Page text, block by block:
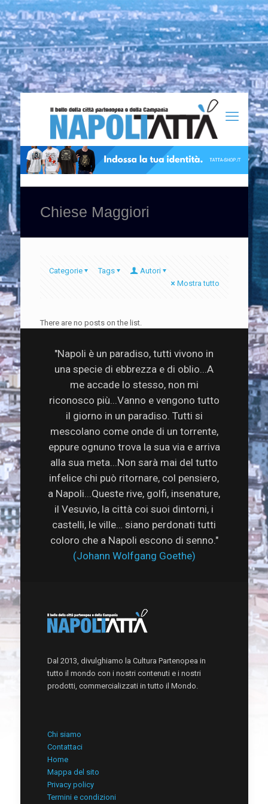
Chiese Maggiori
Categorie Tags
Autori
Mostra tutto
There are no posts on the list.
"Napoli è un paradiso, tutti vivono in
una specie di ebbrezza e di oblio...A
me accade lo stesso, non mi
riconosco più...Vanno e vengono tutto
il giorno in un paradiso. Tutti si
mescolano come onde di un torrente,
eppure ognuno trova la sua via e arriva
alla sua meta...Non sarà mai del tutto
infelice chi può ritornare, col pensiero,
a Napoli...Queste rive, golfi, insenature,
il Vesuvio, la città coi suoi dintorni, i
castelli, le ville… siano perdonati tutti
coloro che a Napoli escono di senno."
(Johann Wolfgang Goethe)
Dal 2013, divulghiamo la Cultura Partenopea in
tutto il mondo con i nostri contenuti e i nostri
prodotti, commercializzati in tutto il Mondo.
Chi siamo
Contattaci
Home
Mappa del sito
Privacy policy
Termini e condizioni